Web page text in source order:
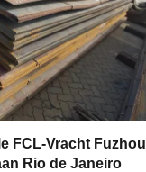
FCL-Vracht Fuzhou
Rio de Janeiro